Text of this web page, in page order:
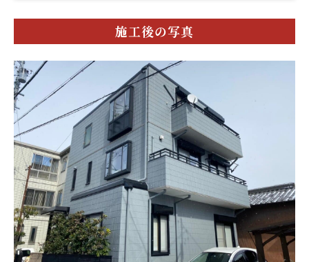
施工後の写真